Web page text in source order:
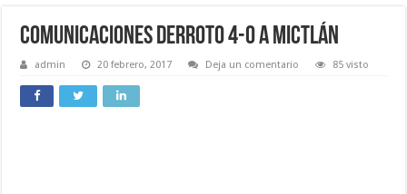
Comunicaciones derroto 4-0 a Mictlán
admin 20 febrero, 2017 Deja un comentario 85 visto